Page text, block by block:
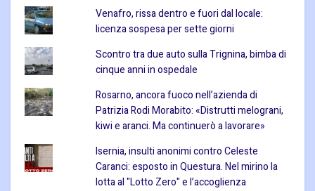
Venafro, rissa dentro e fuori dal locale:
licenza sospesa per sette giorni
Scontro tra due auto sulla Trignina, bimba di
cinque anni in ospedale
Rosarno, ancora fuoco nell’azienda di
Patrizia Rodi Morabito: «Distrutti melograni,
kiwi e aranci. Ma continuerò a lavorare»
Isernia, insulti anonimi contro Celeste
Caranci: esposto in Questura. Nel mirino la
lotta al "Lotto Zero" e l’accoglienza